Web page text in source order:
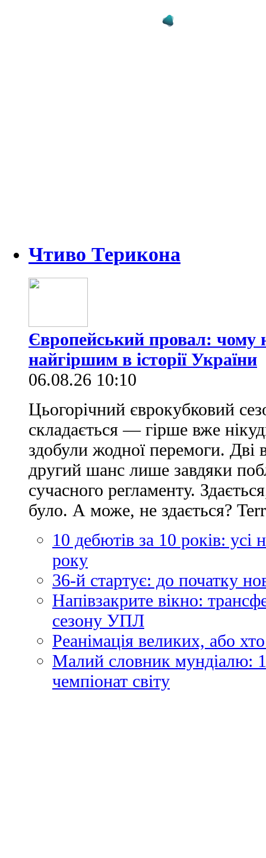
Чтиво Терикона
Європейський провал: чому
найгіршим в історії України
06.08.26 10:10
Цьогорічний єврокубковий
складається — гірше вже
здобули жодної перемоги.
другий шанс лише завдяки
сучасного регламенту.
було. А може, не здається?
10 дебютів за 10 років:
року
36-й стартує: до початку
Напівзакрите вікно:
сезону УПЛ
Реанімація великих, або
Малий словник мундіалю:
чемпіонат світу